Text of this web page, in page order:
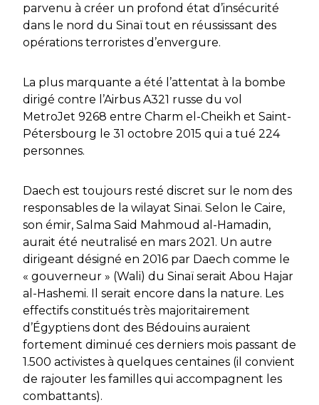
parvenu à créer un profond état d’insécurité
dans le nord du Sinaï tout en réussissant des
opérations terroristes d’envergure.
La plus marquante a été l’attentat à la bombe
dirigé contre l’Airbus A321 russe du vol
MetroJet 9268 entre Charm el-Cheikh et Saint-
Pétersbourg le 31 octobre 2015 qui a tué 224
personnes.
Daech est toujours resté discret sur le nom des
responsables de la wilayat Sinaï. Selon le Caire,
son émir, Salma Said Mahmoud al-Hamadin,
aurait été neutralisé en mars 2021. Un autre
dirigeant désigné en 2016 par Daech comme le
« gouverneur » (Wali) du Sinaï serait Abou Hajar
al-Hashemi. Il serait encore dans la nature. Les
effectifs constitués très majoritairement
d’Égyptiens dont des Bédouins auraient
fortement diminué ces derniers mois passant de
1.500 activistes à quelques centaines (il convient
de rajouter les familles qui accompagnent les
combattants).